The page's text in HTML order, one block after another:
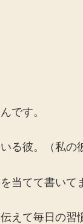
です。
る彼。（私の
当てて書いて
えて毎日の習